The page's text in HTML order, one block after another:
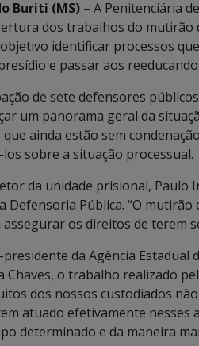
Buriti (MS) – A Penitenciária
dos trabalhos do mutirão
identificar processos
e passar aos
de sete defensores
um panorama geral da
ainda estão sem
sobre a situação processual.
da unidade prisional, Paulo
Defensoria Pública. “O
os direitos de terem
da Agência Estadual
Chaves, o trabalho realizado
dos nossos custodiados
atuado efetivamente nesses
determinado e da maneira